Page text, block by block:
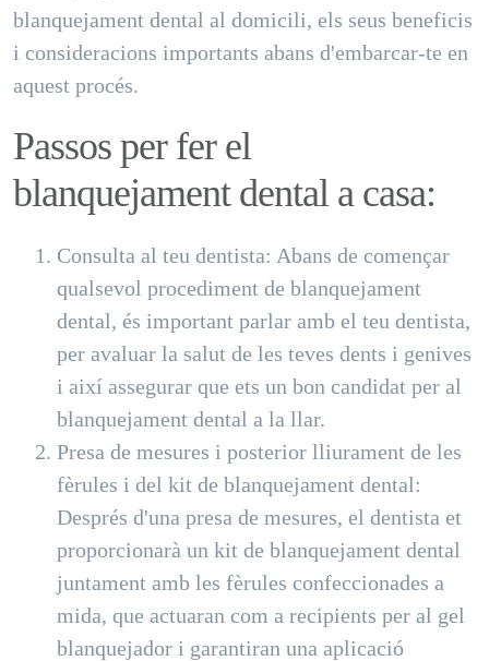
blanquejament dental al domicili, els seus beneficis
i consideracions importants abans d'embarcar-te en
aquest procés.
Passos per fer el
blanquejament dental a casa:
Consulta al teu dentista: Abans de començar
qualsevol procediment de blanquejament
dental, és important parlar amb el teu dentista,
per avaluar la salut de les teves dents i genives
i així assegurar que ets un bon candidat per al
blanquejament dental a la llar.
Presa de mesures i posterior lliurament de les
fèrules i del kit de blanquejament dental:
Després d'una presa de mesures, el dentista et
proporcionarà un kit de blanquejament dental
juntament amb les fèrules confeccionades a
mida, que actuaran com a recipients per al gel
blanquejador i garantiran una aplicació